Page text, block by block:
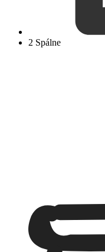
2 Spálne